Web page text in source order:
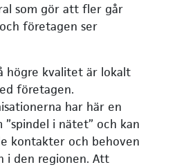
som gör att fler går
företagen ser
högre kvalitet är lokalt
företagen.
har här en
”spindel i nätet” och kan
kontakter och behoven
i den regionen. Att